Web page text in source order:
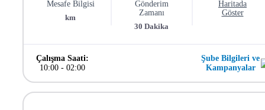
Mesafe Bilgisi
km
Gönderim
Zamanı
30 Dakika
Haritada
Göster
Çalışma Saati:
10:00- 02:00
Şube Bilgileri ve
Kampanyalar